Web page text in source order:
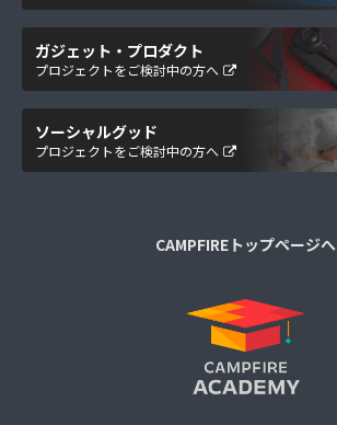
ガジェット・プロダクト
プロジェクトをご検討中の方へ
ソーシャルグッド
プロジェクトをご検討中の方へ
CAMPFIREトップページへ